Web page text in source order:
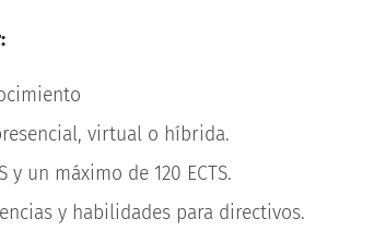
virtual o híbrida.
y un máximo de 120 ECTS.
y habilidades para directivos.